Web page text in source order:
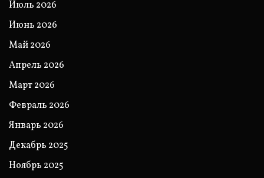
Июль 2026
Июнь 2026
Май 2026
Апрель 2026
Март 2026
Февраль 2026
Январь 2026
Декабрь 2025
Ноябрь 2025